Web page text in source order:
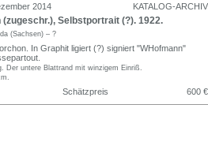
2014 KATALOG-ARCHIV
Selbstportrait (?). 1922.
(Sachsen) – ?
In Graphit ligiert (?) signiert "WHofmann"
Der untere Blattrand mit winzigem Einriß.
Schätzpreis 600 €